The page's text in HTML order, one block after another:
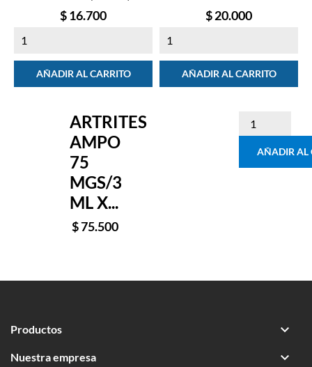
Precio
$ 16.700
AÑADIR AL CARRITO
Precio
$ 20.000
AÑADIR AL CARRITO
ARTRITES
AMPO
75
MGS/3
ML X...
$ 75.500
AÑADIR AL
Productos 
Nuestra empresa 